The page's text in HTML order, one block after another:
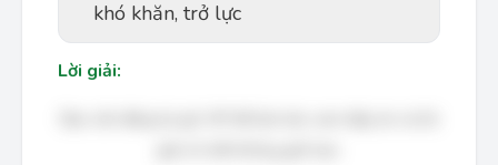
khó khăn, trở lực
Lời giải: